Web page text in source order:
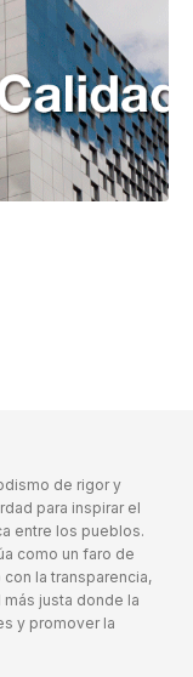
de rigor y
para inspirar el
entre los pueblos.
como un faro de
la transparencia,
justa donde la
y promover la